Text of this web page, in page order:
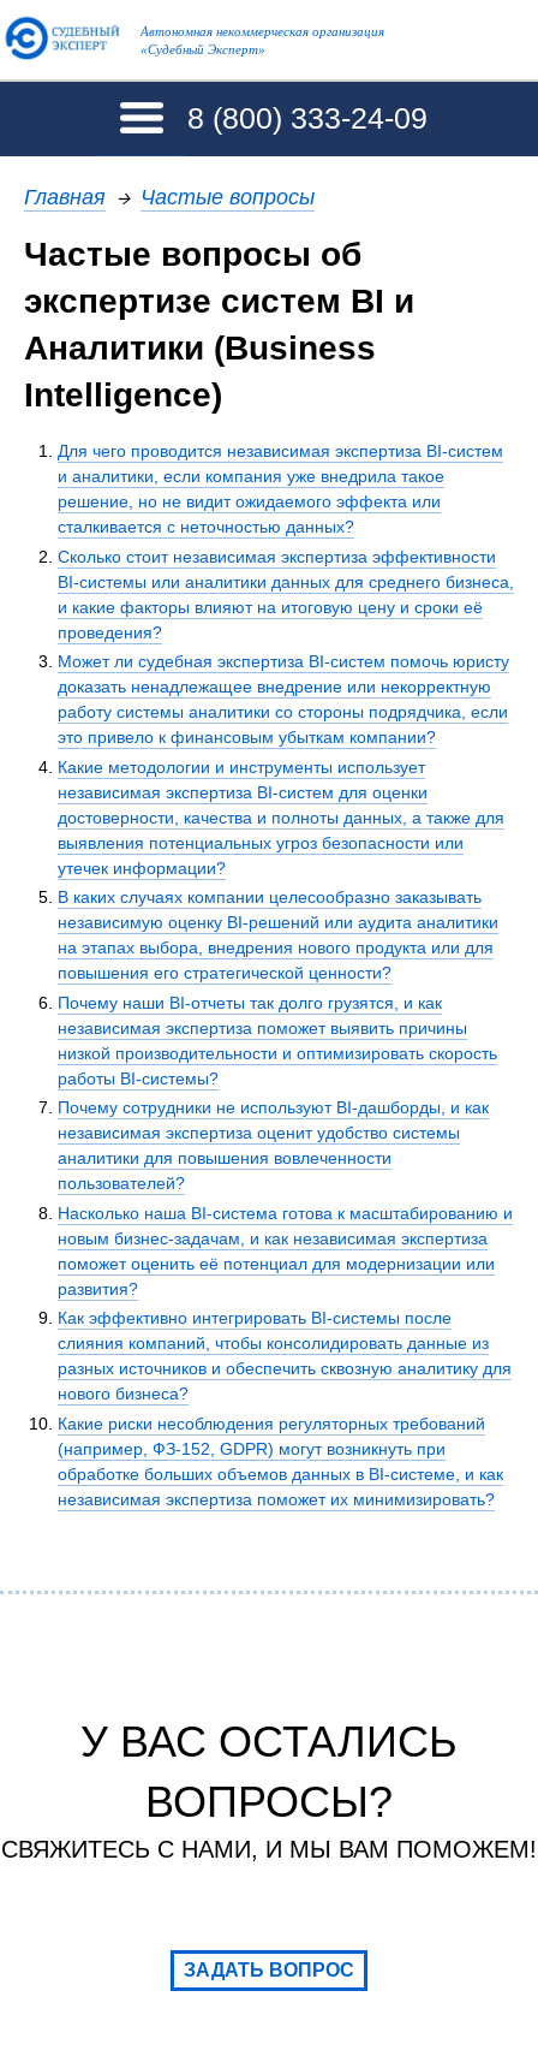
Автономная некоммерческая организация
«Судебный Эксперт»
8 (800) 333-24-09
Главная → Частые вопросы
Частые вопросы об
экспертизе систем BI и
Аналитики (Business
Intelligence)
Для чего проводится независимая экспертиза BI-систем
и аналитики, если компания уже внедрила такое
решение, но не видит ожидаемого эффекта или
сталкивается с неточностью данных?
Сколько стоит независимая экспертиза эффективности
BI-системы или аналитики данных для среднего бизнеса,
и какие факторы влияют на итоговую цену и сроки её
проведения?
Может ли судебная экспертиза BI-систем помочь юристу
доказать ненадлежащее внедрение или некорректную
работу системы аналитики со стороны подрядчика, если
это привело к финансовым убыткам компании?
Какие методологии и инструменты использует
независимая экспертиза BI-систем для оценки
достоверности, качества и полноты данных, а также для
выявления потенциальных угроз безопасности или
утечек информации?
В каких случаях компании целесообразно заказывать
независимую оценку BI-решений или аудита аналитики
на этапах выбора, внедрения нового продукта или для
повышения его стратегической ценности?
Почему наши BI-отчеты так долго грузятся, и как
независимая экспертиза поможет выявить причины
низкой производительности и оптимизировать скорость
работы BI-системы?
Почему сотрудники не используют BI-дашборды, и как
независимая экспертиза оценит удобство системы
аналитики для повышения вовлеченности
пользователей?
Насколько наша BI-система готова к масштабированию и
новым бизнес-задачам, и как независимая экспертиза
поможет оценить её потенциал для модернизации или
развития?
Как эффективно интегрировать BI-системы после
слияния компаний, чтобы консолидировать данные из
разных источников и обеспечить сквозную аналитику для
нового бизнеса?
Какие риски несоблюдения регуляторных требований
(например, ФЗ-152, GDPR) могут возникнуть при
обработке больших объемов данных в BI-системе, и как
независимая экспертиза поможет их минимизировать?
У ВАС ОСТАЛИСЬ
ВОПРОСЫ?
СВЯЖИТЕСЬ С НАМИ, И МЫ ВАМ ПОМОЖЕМ!
ЗАДАТЬ ВОПРОС